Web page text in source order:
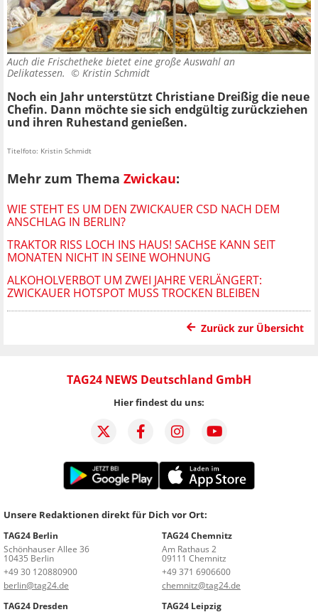
Auch die Frischetheke bietet eine große Auswahl an
Delikatessen. © Kristin Schmidt
Noch ein Jahr unterstützt Christiane Dreißig die neue
Chefin. Dann möchte sie sich endgültig zurückziehen
und ihren Ruhestand genießen.
Titelfoto: Kristin Schmidt
Mehr zum Thema Zwickau:
WIE STEHT ES UM DEN ZWICKAUER CSD NACH DEM
ANSCHLAG IN BERLIN?
TRAKTOR RISS LOCH INS HAUS! SACHSE KANN SEIT
MONATEN NICHT IN SEINE WOHNUNG
ALKOHOLVERBOT UM ZWEI JAHRE VERLÄNGERT:
ZWICKAUER HOTSPOT MUSS TROCKEN BLEIBEN
Zurück zur Übersicht
TAG24 NEWS Deutschland GmbH
Hier findest du uns:
Unsere Redaktionen direkt für Dich vor Ort:
TAG24 Berlin
Schönhauser Allee 36
10435 Berlin
+49 30 120880900
berlin@tag24.de
TAG24 Chemnitz
Am Rathaus 2
09111 Chemnitz
+49 371 6906600
chemnitz@tag24.de
TAG24 Dresden
TAG24 Leipzig